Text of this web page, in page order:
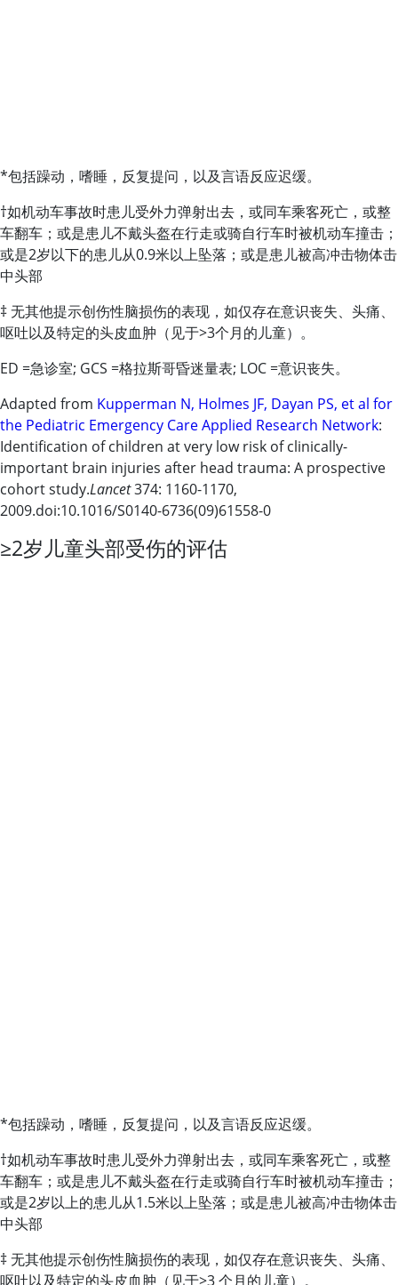
*包括躁动，嗜睡，反复提问，以及言语反应迟缓。
†如机动车事故时患儿受外力弹射出去，或同车乘客死亡，或整
车翻车；或是患儿不戴头盔在行走或骑自行车时被机动车撞击；
或是2岁以下的患儿从0.9米以上坠落；或是患儿被高冲击物体击
中头部
‡ 无其他提示创伤性脑损伤的表现，如仅存在意识丧失、头痛、
呕吐以及特定的头皮血肿（见于>3个月的儿童）。
ED =急诊室; GCS =格拉斯哥昏迷量表; LOC =意识丧失。
Adapted from Kupperman N, Holmes JF, Dayan PS, et al for
the Pediatric Emergency Care Applied Research Network:
Identification of children at very low risk of clinically-
important brain injuries after head trauma: A prospective
cohort study.Lancet374: 1160-1170,
2009.doi:10.1016/S0140-6736(09)61558-0
≥2岁儿童头部受伤的评估
*包括躁动，嗜睡，反复提问，以及言语反应迟缓。
†如机动车事故时患儿受外力弹射出去，或同车乘客死亡，或整
车翻车；或是患儿不戴头盔在行走或骑自行车时被机动车撞击；
或是2岁以上的患儿从1.5米以上坠落；或是患儿被高冲击物体击
中头部
‡ 无其他提示创伤性脑损伤的表现，如仅存在意识丧失、头痛、
呕吐以及特定的头皮血肿（见于>3 个月的儿童）。